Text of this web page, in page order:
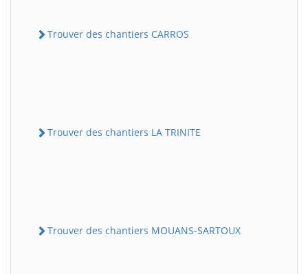
Trouver des chantiers CARROS
Trouver des chantiers LA TRINITE
Trouver des chantiers MOUANS-SARTOUX